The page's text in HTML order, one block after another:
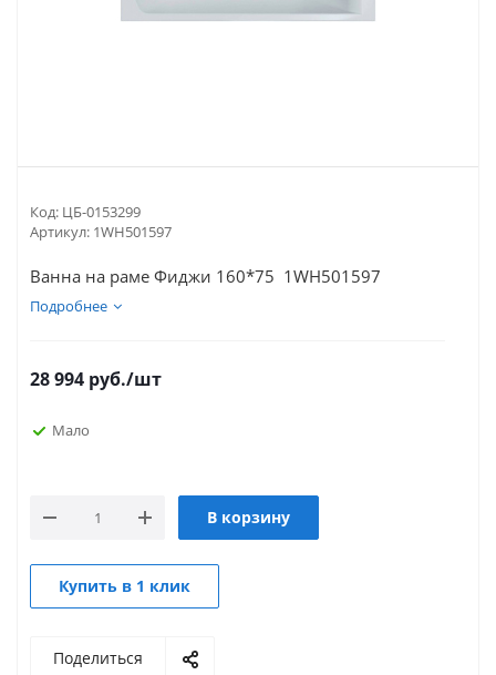
Код: ЦБ-0153299
Артикул: 1WH501597
Ванна на раме Фиджи 160*75 1WH501597
Подробнее
28 994 руб./шт
Мало
В корзину
Купить в 1 клик
Поделиться